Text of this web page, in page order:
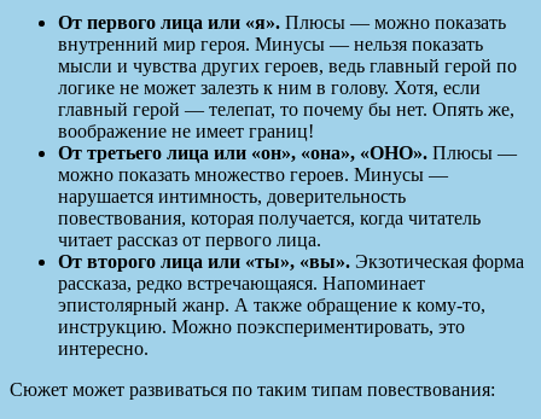
От первого лица или «я». Плюсы — можно показать
внутренний мир героя. Минусы — нельзя показать
мысли и чувства других героев, ведь главный герой по
логике не может залезть к ним в голову. Хотя, если
главный герой — телепат, то почему бы нет. Опять же,
воображение не имеет границ!
От третьего лица или «он», «она», «ОНО». Плюсы —
можно показать множество героев. Минусы —
нарушается интимность, доверительность
повествования, которая получается, когда читатель
читает рассказ от первого лица.
От второго лица или «ты», «вы». Экзотическая форма
рассказа, редко встречающаяся. Напоминает
эпистолярный жанр. А также обращение к кому-то,
инструкцию. Можно поэкспериментировать, это
интересно.
Сюжет может развиваться по таким типам повествования: